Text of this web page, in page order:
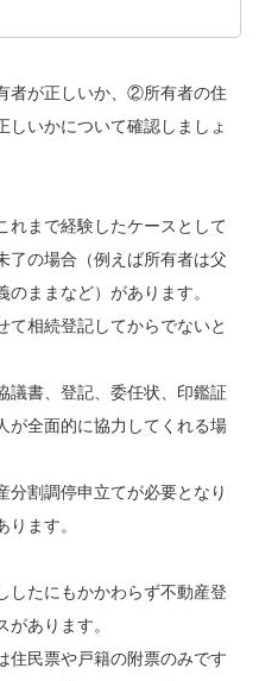
者が正しいか、②所有者の住
いかについて確認しましょ
まで経験したケースとして
了の場合（例えば所有者は父
ままなど）があります。
て相続登記してからでないと
議書、登記、委任状、印鑑証
が全面的に協力してくれる場
分割調停申立てが必要となり
ます。
たにもかかわらず不動産登
あります。
住民票や戸籍の附票のみです